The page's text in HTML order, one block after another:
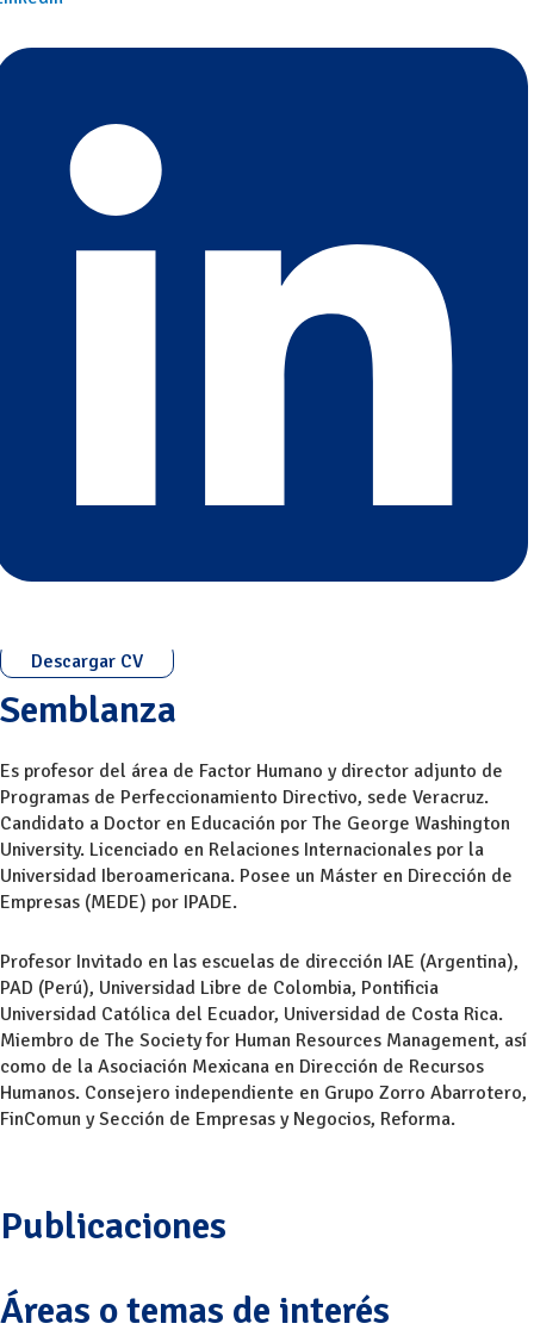
Descargar CV
Semblanza
Es profesor del área de Factor Humano y director adjunto de
Programas de Perfeccionamiento Directivo, sede Veracruz.
Candidato a Doctor en Educación por The George Washington
University. Licenciado en Relaciones Internacionales por la
Universidad Iberoamericana. Posee un Máster en Dirección de
Empresas (MEDE) por IPADE.
Profesor Invitado en las escuelas de dirección IAE (Argentina),
PAD (Perú), Universidad Libre de Colombia, Pontificia
Universidad Católica del Ecuador, Universidad de Costa Rica.
Miembro de The Society for Human Resources Management, así
como de la Asociación Mexicana en Dirección de Recursos
Humanos. Consejero independiente en Grupo Zorro Abarrotero,
FinComun y Sección de Empresas y Negocios, Reforma.
Publicaciones
Áreas o temas de interés